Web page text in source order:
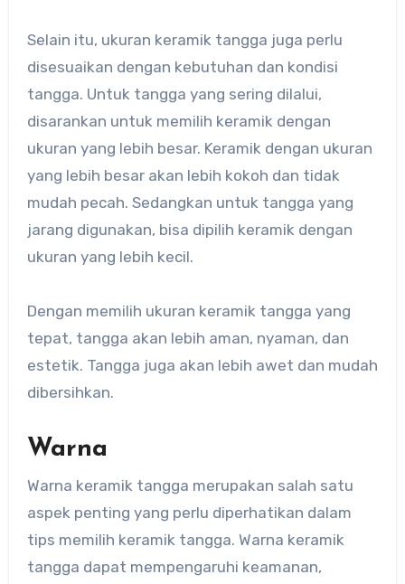
Selain itu, ukuran keramik tangga juga perlu
disesuaikan dengan kebutuhan dan kondisi
tangga. Untuk tangga yang sering dilalui,
disarankan untuk memilih keramik dengan
ukuran yang lebih besar. Keramik dengan ukuran
yang lebih besar akan lebih kokoh dan tidak
mudah pecah. Sedangkan untuk tangga yang
jarang digunakan, bisa dipilih keramik dengan
ukuran yang lebih kecil.
Dengan memilih ukuran keramik tangga yang
tepat, tangga akan lebih aman, nyaman, dan
estetik. Tangga juga akan lebih awet dan mudah
dibersihkan.
Warna
Warna keramik tangga merupakan salah satu
aspek penting yang perlu diperhatikan dalam
tips memilih keramik tangga. Warna keramik
tangga dapat mempengaruhi keamanan,